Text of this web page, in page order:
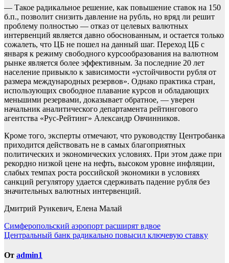
— Такое радикальное решение, как повышение ставок на 150
б.п., позволит снизить давление на рубль, но вряд ли решит
проблему полностью — отказ от целевых валютных
интервенций является давно обоснованным, и остается только
сожалеть, что ЦБ не пошел на данный шаг. Переход ЦБ с
января к режиму свободного курсообразования на валютном
рынке является более эффективным. За последние 20 лет
население привыкло к зависимости «устойчивости рубля от
размера международных резервов». Однако практика стран,
использующих свободное плавание курсов и обладающих
меньшими резервами, доказывает обратное, — уверен
начальник аналитического департамента рейтингового
агентства «Рус-Рейтинг» Александр Овчинников.
Кроме того, эксперты отмечают, что руководству Центробанка
приходится действовать не в самых благоприятных
политических и экономических условиях. При этом даже при
рекордно низкой цене на нефть, высоком уровне инфляции,
слабых темпах роста российской экономики в условиях
санкций регулятору удается сдерживать падение рубля без
значительных валютных интервенций.
Дмитрий Рункевич, Елена Малай
Навигация
по
записям
Симферопольский аэропорт расширят вдвое
Центральный банк радикально повысил ключевую ставку
От admin1